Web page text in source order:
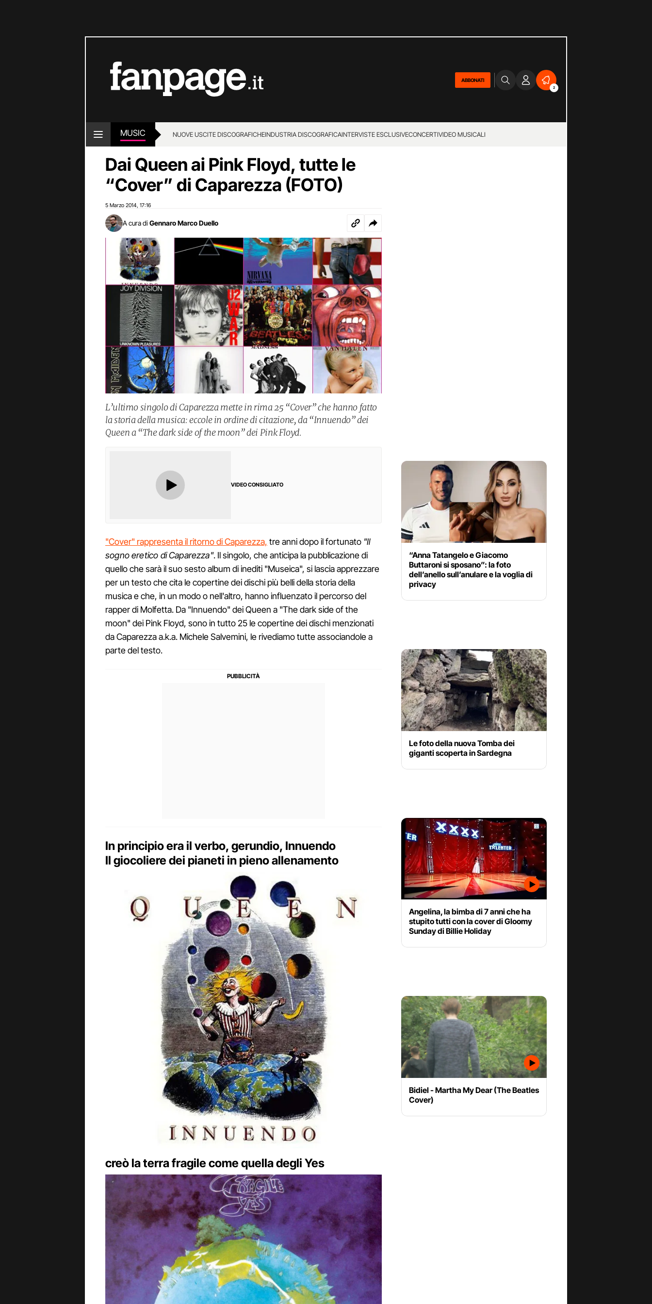
ABBONATI
2
MUSIC NUOVE USCITE DISCOGRAFICHEINDUSTRIA DISCOGRAFICAINTERVISTE ESCLUSIVECONCERTIVIDEO MUSICALI
Dai Queen ai Pink Floyd, tutte le
“Cover” di Caparezza (FOTO)
5 Marzo 2014 17:16
A cura di Gennaro Marco Duello
L’ultimo singolo di Caparezza mette in rima 25 “Cover” che hanno fatto
la storia della musica: eccole in ordine di citazione, da “Innuendo” dei
Queen a “The dark side of the moon” dei Pink Floyd.
VIDEO CONSIGLIATO
"Cover" rappresenta il ritorno di Caparezza, tre anni dopo il fortunato "Il
sogno eretico di Caparezza". Il singolo, che anticipa la pubblicazione di
quello che sarà il suo sesto album di inediti "Museica", si lascia apprezzare
per un testo che cita le copertine dei dischi più belli della storia della
musica e che, in un modo o nell'altro, hanno influenzato il percorso del
rapper di Molfetta. Da "Innuendo" dei Queen a "The dark side of the
moon" dei Pink Floyd, sono in tutto 25 le copertine dei dischi menzionati
da Caparezza a.k.a. Michele Salvemini, le rivediamo tutte associandole a
parte del testo.
In principio era il verbo, gerundio, Innuendo
Il giocoliere dei pianeti in pieno allenamento
creò la terra fragile come quella degli Yes
“Anna Tatangelo e Giacomo
Buttaroni si sposano”: la foto
dell’anello sull’anulare e la voglia di
privacy
Le foto della nuova Tomba dei
giganti scoperta in Sardegna
Angelina, la bimba di 7 anni che ha
stupito tutti con la cover di Gloomy
Sunday di Billie Holiday
Bidiel - Martha My Dear (The Beatles
Cover)